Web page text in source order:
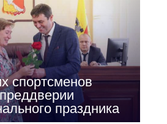
спортсменов
праздника